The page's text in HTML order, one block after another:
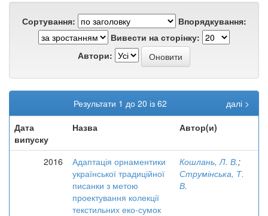
Сортування:
Впорядкування:
Вивести на сторінку:
Автори:
Результати 1 до 20 із 62
далі >
Дата
випуску
Назва Автор(и)
2016
Адаптація орнаментики
української традиційної
писанки з метою
проектування колекції
текстильних еко-сумок
Кошлань, Л. В.;
Струмінська, Т.
В.